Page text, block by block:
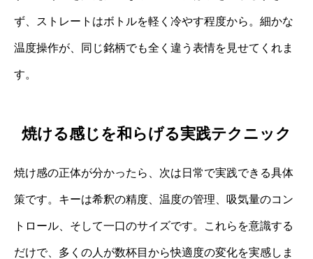
ず、ストレートはボトルを軽く冷やす程度から。細かな
温度操作が、同じ銘柄でも全く違う表情を見せてくれま
す。
焼ける感じを和らげる実践テクニック
焼け感の正体が分かったら、次は日常で実践できる具体
策です。キーは希釈の精度、温度の管理、吸気量のコン
トロール、そして一口のサイズです。これらを意識する
だけで、多くの人が数杯目から快適度の変化を実感しま